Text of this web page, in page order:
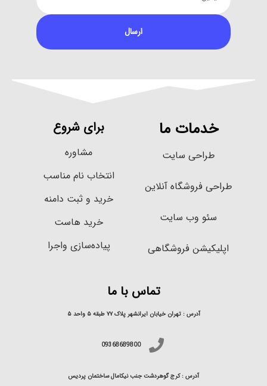
ارسال
خدمات ما
طراحی سایت
طراحی فروشگاه آنلاین
سئو وب سایت
اپلیکیشن فروشگاهی
برای شروع
مشاوره
انتخاب نام مناسب
خرید و ثبت دامنه
خرید هاست
پیاده‌سازی واجرا
تماس با ما
آدرس : تهران خیابان ایرانشهر پلاک ۷۷ طبقه ۵ واحد ۵
09368689800
آدرس : کرج گوهردشت جنب نیکامال ساختمان پردیس